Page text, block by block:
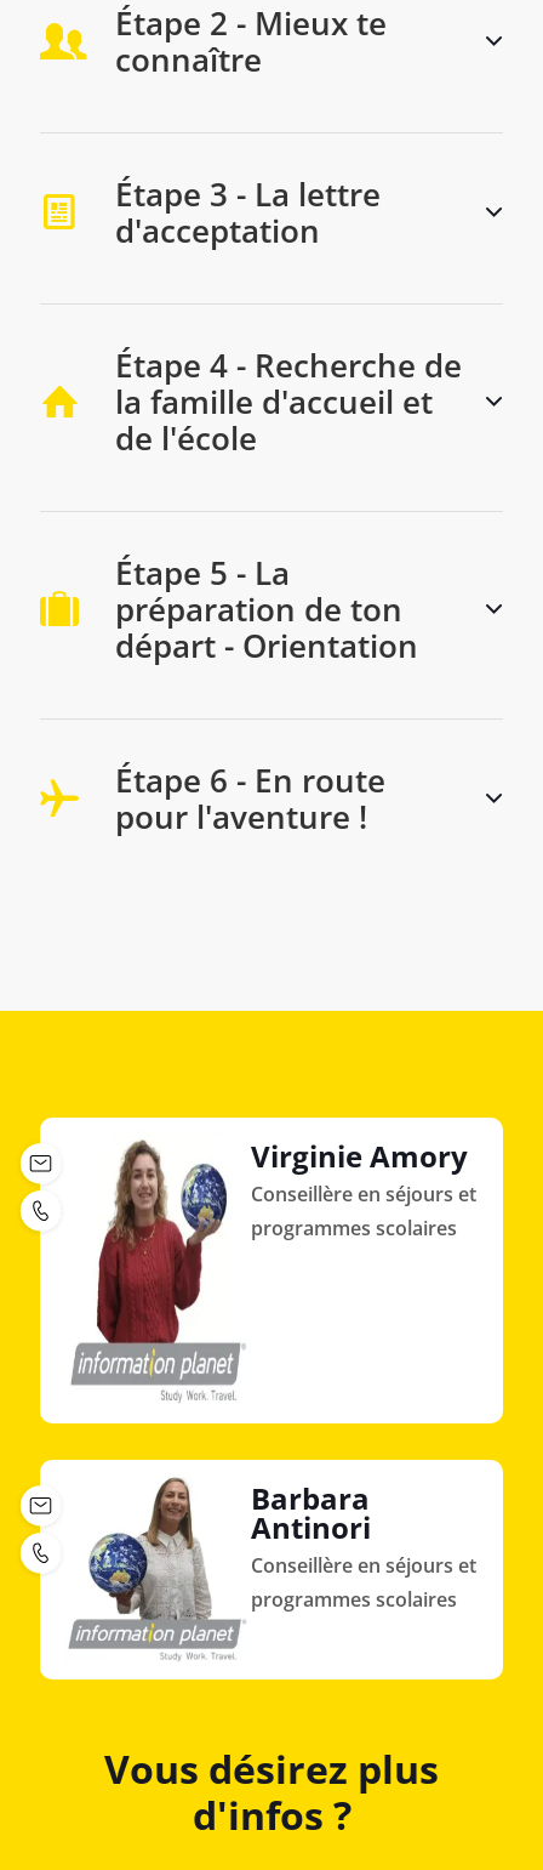
Étape 2 - Mieux te
connaître
Étape 3 - La lettre
d'acceptation
Étape 4 - Recherche de
la famille d'accueil et
de l'école
Étape 5 - La
préparation de ton
départ - Orientation
Étape 6 - En route
pour l'aventure !
Vous désirez plus
d'infos ?
Virginie Amory
Conseillère en séjours et
programmes scolaires
Barbara
Antinori
Conseillère en séjours et
programmes scolaires